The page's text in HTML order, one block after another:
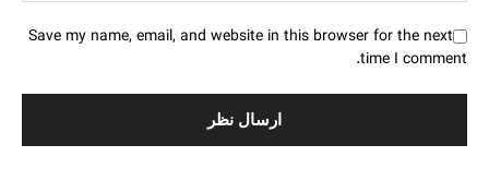
Save my name, email, and website in this browser for the next
time I comment.